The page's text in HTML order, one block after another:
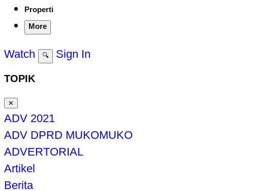
Properti
More
Watch 🔍 Sign In
TOPIK
✕
ADV 2021
ADV DPRD MUKOMUKO
ADVERTORIAL
Artikel
Berita